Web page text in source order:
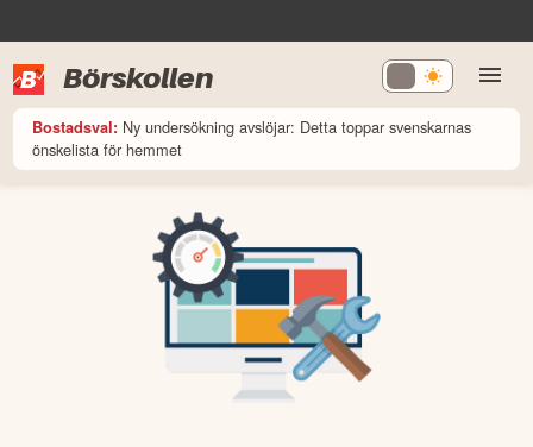
Börskollen
Bostadsval: Ny undersökning avslöjar: Detta toppar svenskarnas
önskelista för hemmet